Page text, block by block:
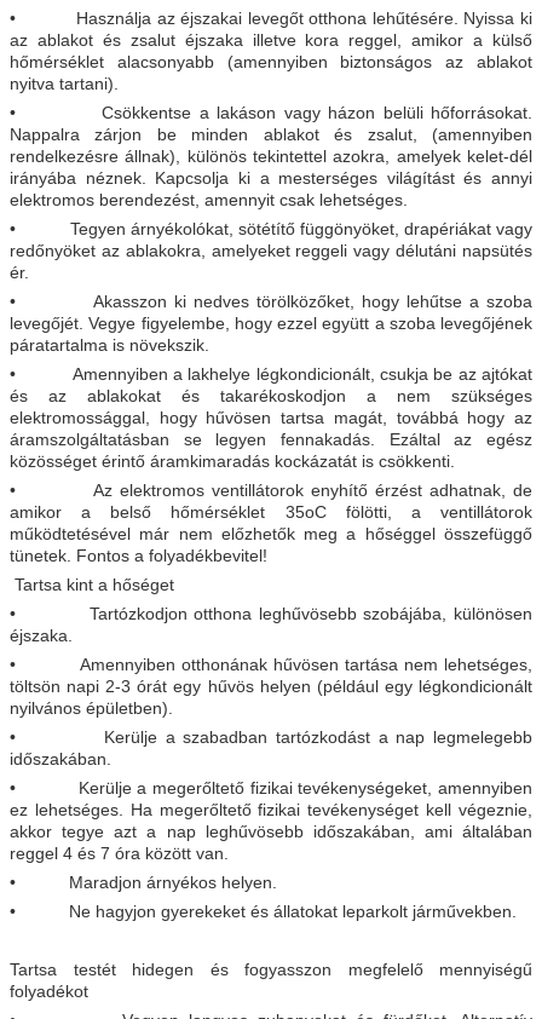
• Használja az éjszakai levegőt otthona lehűtésére. Nyissa ki
az ablakot és zsalut éjszaka illetve kora reggel, amikor a külső
hőmérséklet alacsonyabb (amennyiben biztonságos az ablakot
nyitva tartani).
• Csökkentse a lakáson vagy házon belüli hőforrásokat.
Nappalra zárjon be minden ablakot és zsalut, (amennyiben
rendelkezésre állnak), különös tekintettel azokra, amelyek kelet-dél
irányába néznek. Kapcsolja ki a mesterséges világítást és annyi
elektromos berendezést, amennyit csak lehetséges.
• Tegyen árnyékolókat, sötétítő függönyöket, drapériákat vagy
redőnyöket az ablakokra, amelyeket reggeli vagy délutáni napsütés
ér.
• Akasszon ki nedves törölközőket, hogy lehűtse a szoba
levegőjét. Vegye figyelembe, hogy ezzel együtt a szoba levegőjének
páratartalma is növekszik.
• Amennyiben a lakhelye légkondicionált, csukja be az ajtókat
és az ablakokat és takarékoskodjon a nem szükséges
elektromossággal, hogy hűvösen tartsa magát, továbbá hogy az
áramszolgáltatásban se legyen fennakadás. Ezáltal az egész
közösséget érintő áramkimaradás kockázatát is csökkenti.
• Az elektromos ventillátorok enyhítő érzést adhatnak, de
amikor a belső hőmérséklet 35oC fölötti, a ventillátorok
működtetésével már nem előzhetők meg a hőséggel összefüggő
tünetek. Fontos a folyadékbevitel!
Tartsa kint a hőséget
• Tartózkodjon otthona leghűvösebb szobájába, különösen
éjszaka.
• Amennyiben otthonának hűvösen tartása nem lehetséges,
töltsön napi 2-3 órát egy hűvös helyen (például egy légkondicionált
nyilvános épületben).
• Kerülje a szabadban tartózkodást a nap legmelegebb
időszakában.
• Kerülje a megerőltető fizikai tevékenységeket, amennyiben
ez lehetséges. Ha megerőltető fizikai tevékenységet kell végeznie,
akkor tegye azt a nap leghűvösebb időszakában, ami általában
reggel 4 és 7 óra között van.
• Maradjon árnyékos helyen.
• Ne hagyjon gyerekeket és állatokat leparkolt járművekben.
Tartsa testét hidegen és fogyasszon megfelelő mennyiségű
folyadékot